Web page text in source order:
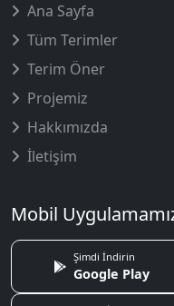
Ana Sayfa
Tüm Terimler
Terim Öner
Projemiz
Hakkımızda
İletişim
Mobil
Şimdi İndirin
Google Play